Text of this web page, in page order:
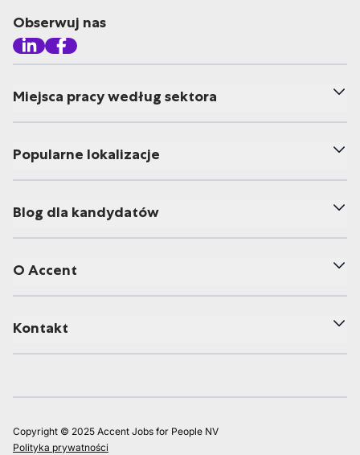
Obserwuj nas
Miejsca pracy według sektora
Popularne lokalizacje
Blog dla kandydatów
O Accent
Kontakt
Copyright © 2025 Accent Jobs for People NV
Polityka prywatności